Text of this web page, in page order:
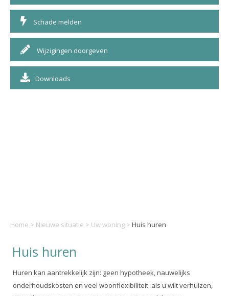
Schade melden
Wijzigingen doorgeven
Downloads
Home > Nieuwe situatie > Uw woning > Huis huren
Huis huren
Huren kan aantrekkelijk zijn: geen hypotheek, nauwelijks
onderhoudskosten en veel woonflexibiliteit: als u wilt verhuizen,